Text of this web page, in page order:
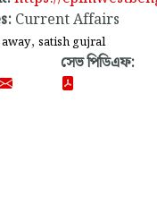
Current Affairs
, satish gujral
সেভ পিডিএফ: